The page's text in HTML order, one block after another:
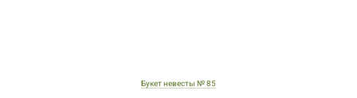
Букет невесты № 85